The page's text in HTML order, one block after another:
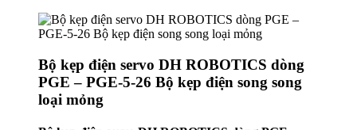
Bộ kẹp điện servo DH ROBOTICS dòng
PGE – PGE-5-26 Bộ kẹp điện song song
loại mỏng